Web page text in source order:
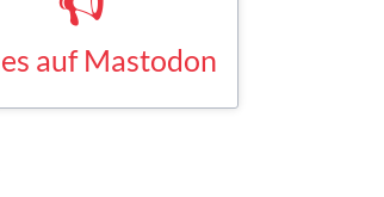
Saskia Esken bei Mastodon
MASTODON